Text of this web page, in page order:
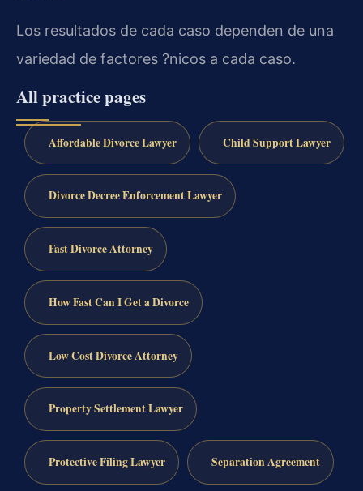
Los resultados de cada caso dependen de una
variedad de factores ?nicos a cada caso.
All practice pages
Affordable Divorce Lawyer Child Support Lawyer
Divorce Decree Enforcement Lawyer
Fast Divorce Attorney
How Fast Can I Get a Divorce
Low Cost Divorce Attorney
Property Settlement Lawyer
Protective Filing Lawyer Separation Agreement